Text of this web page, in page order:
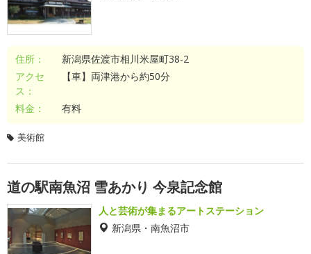
住所：
新潟県佐渡市相川米屋町38-2
アクセ
ス：
【車】両津港から約50分
料金： 有料
美術館
道の駅南魚沼 雪あかり 今泉記念館
人と芸術が集まるアートステーション
新潟県・南魚沼市